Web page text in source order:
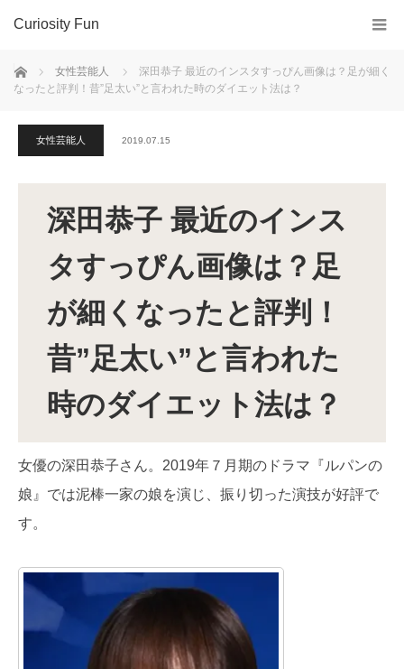
Curiosity Fun
ホーム 女性芸能人
深田恭子 最近のインスタすっぴん画像は？足が細く
なったと評判！昔”足太い”と言われた時のダイエット法は？
女性芸能人 2019.07.15
深田恭子 最近のインス
タすっぴん画像は？足
が細くなったと評判！
昔”足太い”と言われた
時のダイエット法は？
女優の深田恭子さん。2019年７月期のドラマ『ルパンの
娘』では泥棒一家の娘を演じ、振り切った演技が好評で
す。